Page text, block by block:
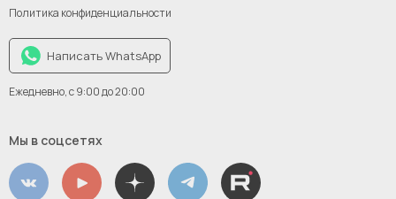
Политика конфиденциальности
Написать WhatsApp
Ежедневно, с 9:00 до 20:00
Мы в соцсетях